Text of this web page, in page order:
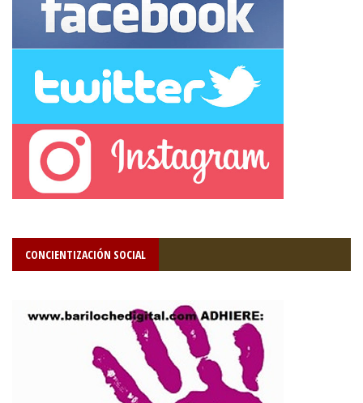
CONCIENTIZACIÓN SOCIAL